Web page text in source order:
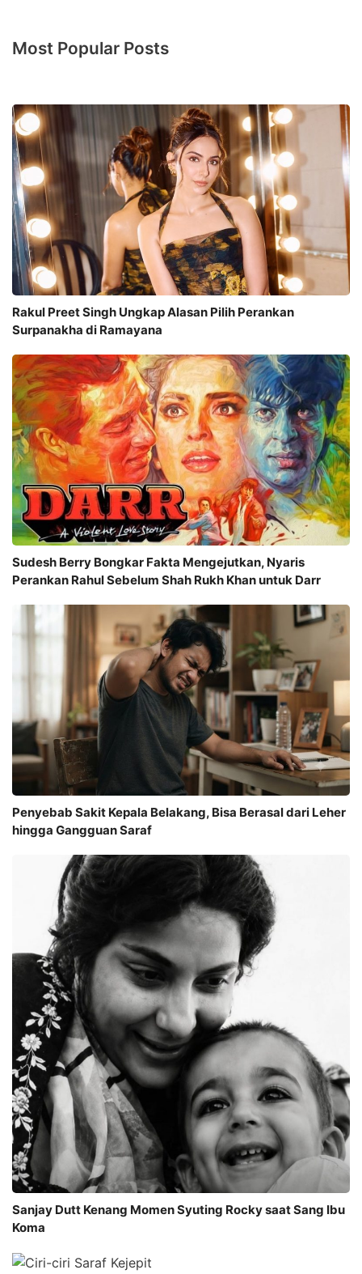
Most Popular Posts
Rakul Preet Singh Ungkap Alasan Pilih Perankan
Surpanakha di Ramayana
Sudesh Berry Bongkar Fakta Mengejutkan, Nyaris
Perankan Rahul Sebelum Shah Rukh Khan untuk Darr
Penyebab Sakit Kepala Belakang, Bisa Berasal dari Leher
hingga Gangguan Saraf
Sanjay Dutt Kenang Momen Syuting Rocky saat Sang Ibu
Koma